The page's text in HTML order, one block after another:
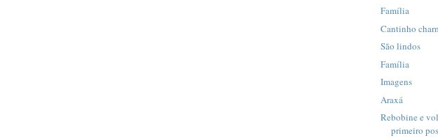
Família
Cantinho
São lindos
Família
Imagens
Araxá
Rebobine e
primeiro